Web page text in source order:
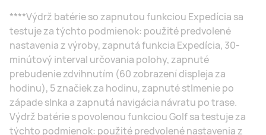
****Výdrž batérie so zapnutou funkciou Expedícia sa
testuje za týchto podmienok: použité predvolené
nastavenia z výroby, zapnutá funkcia Expedícia, 30-
minútový interval určovania polohy, zapnuté
prebudenie zdvihnutím (60 zobrazení displeja za
hodinu), 5 značiek za hodinu, zapnuté stlmenie po
západe slnka a zapnutá navigácia návratu po trase.
Výdrž batérie s povolenou funkciou Golf sa testuje za
týchto podmienok: použité predvolené nastavenia z